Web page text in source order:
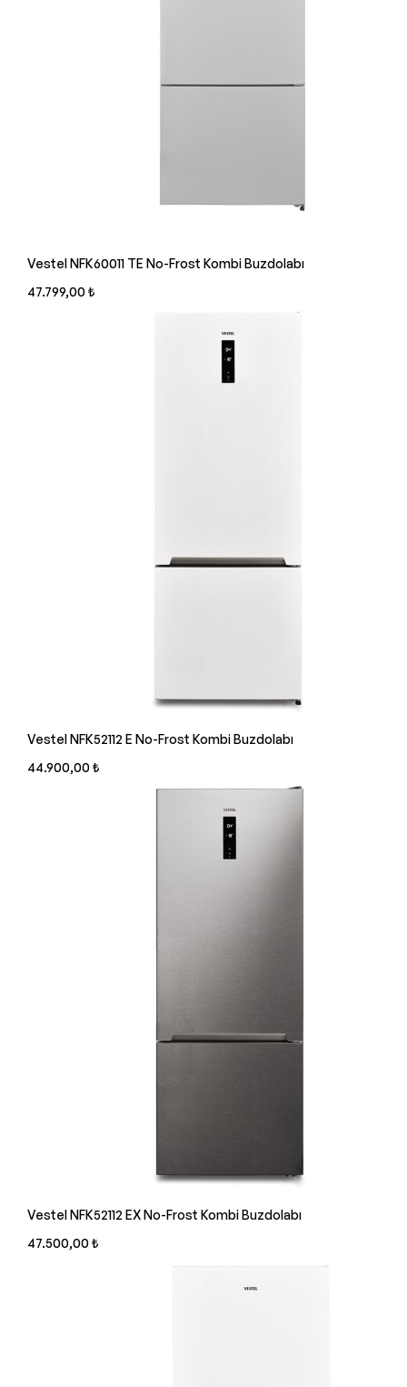
Vestel NFK60011 TE No-Frost Kombi Buzdolabı
47.799,00 ₺
Vestel NFK52112 E No-Frost Kombi Buzdolabı
44.900,00 ₺
Vestel NFK52112 EX No-Frost Kombi Buzdolabı
47.500,00 ₺